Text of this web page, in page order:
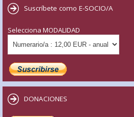
Suscríbete como E-SOCIO/A
Selecciona MODALIDAD
DONACIONES